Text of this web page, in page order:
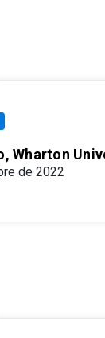
Wharton
de 2022